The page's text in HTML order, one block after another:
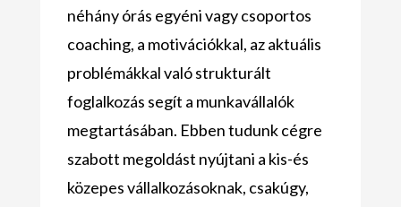
néhány órás egyéni vagy csoportos
coaching, a motivációkkal, az aktuális
problémákkal való strukturált
foglalkozás segít a munkavállalók
megtartásában. Ebben tudunk cégre
szabott megoldást nyújtani a kis-és
közepes vállalkozásoknak, csakúgy,